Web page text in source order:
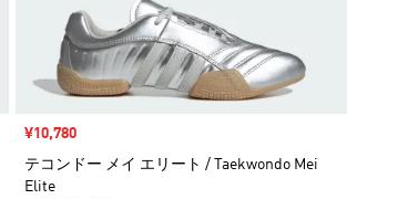
セール価格
¥10,780
テコンドー メイ エリート / Taekwondo Mei
Elite